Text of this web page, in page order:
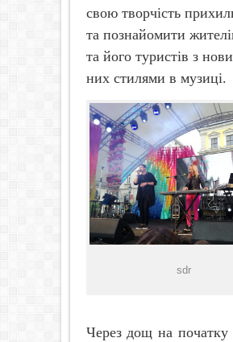
свою творчість
та познайомити
та його туристів з
них стилями в музиці.
sdr
Через дощ на початку